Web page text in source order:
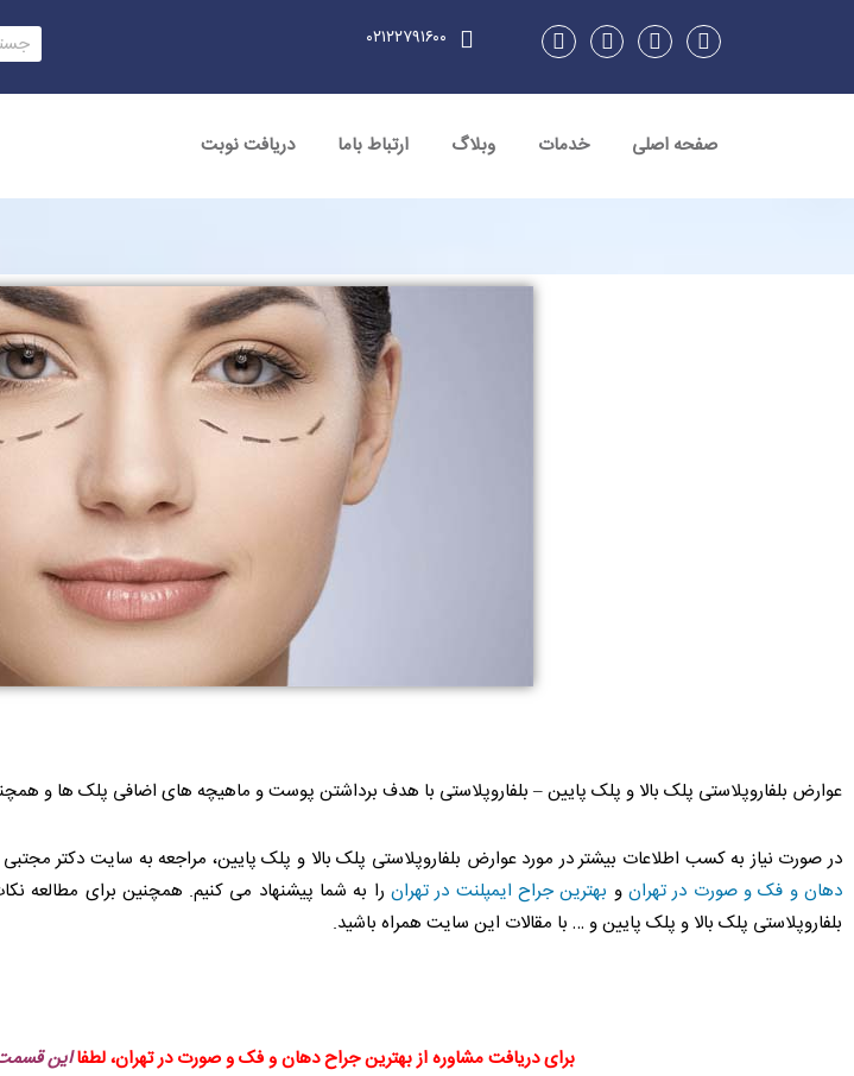
۰۲۱۲۲۷۹۱۶۰۰
صفحه اصلی خدمات وبلاگ ارتباط باما دریافت نوبت
عوارض بلفاروپلاستی پلک بالا و پلک پایین – بلفاروپلاستی با هدف برداشتن پوست و ماهیچه های اضافی پلک ها و
در صورت نیاز به کسب اطلاعات بیشتر در مورد عوارض بلفاروپلاستی پلک بالا و پلک پایین، مراجعه به سایت دکتر
دهان و فک و صورت در تهرانو بهترین جراح ایمپلنت در تهرانرا به شما پیشنهاد می کنیم. همچنین برای مطالعه
بلفاروپلاستی پلک بالا و پلک پایین و … با مقالات این سایت همراه باشید.
برای دریافت مشاوره از بهترین جراح دهان و فک و صورت در تهران، لطفااین